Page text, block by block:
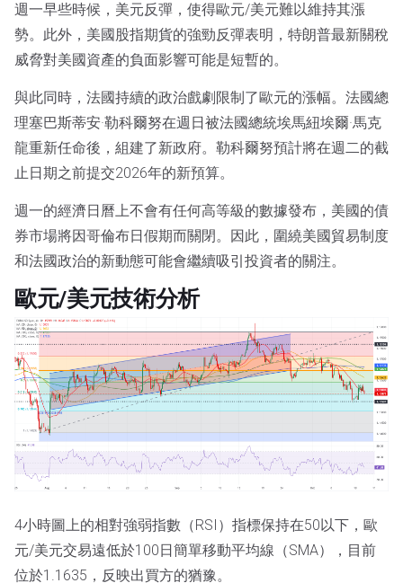
週一早些時候，美元反彈，使得歐元/美元難以維持其漲
勢。此外，美國股指期貨的強勁反彈表明，特朗普最新關稅
威脅對美國資產的負面影響可能是短暫的。
與此同時，法國持續的政治戲劇限制了歐元的漲幅。法國總
理塞巴斯蒂安·勒科爾努在週日被法國總統埃馬紐埃爾·馬克
龍重新任命後，組建了新政府。勒科爾努預計將在週二的截
止日期之前提交2026年的新預算。
週一的經濟日曆上不會有任何高等級的數據發布，美國的債
券市場將因哥倫布日假期而關閉。因此，圍繞美國貿易制度
和法國政治的新動態可能會繼續吸引投資者的關注。
歐元/美元技術分析
4小時圖上的相對強弱指數（RSI）指標保持在50以下，歐
元/美元交易遠低於100日簡單移動平均線（SMA），目前
位於1.1635，反映出買方的猶豫。